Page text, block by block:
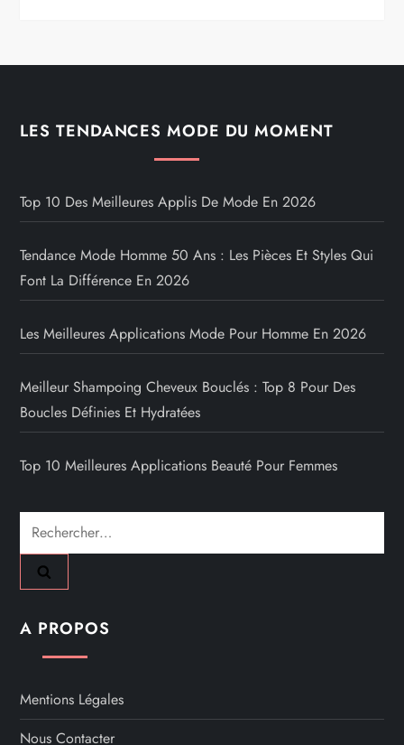
LES TENDANCES MODE DU MOMENT
Top 10 Des Meilleures Applis De Mode En 2026
Tendance Mode Homme 50 Ans : Les Pièces Et Styles Qui
Font La Différence En 2026
Les Meilleures Applications Mode Pour Homme En 2026
Meilleur Shampoing Cheveux Bouclés : Top 8 Pour Des
Boucles Définies Et Hydratées
Top 10 Meilleures Applications Beauté Pour Femmes
Rechercher :
A PROPOS
Mentions Légales
Nous Contacter